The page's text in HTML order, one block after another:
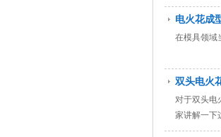
电火花成
在模具领域
双头电火
对于双头电
家讲解一下